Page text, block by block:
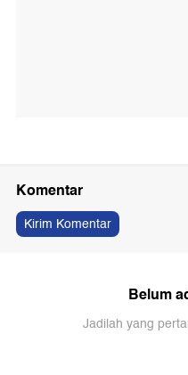
Komentar
Kirim Komentar
Belum
Jadilah yang